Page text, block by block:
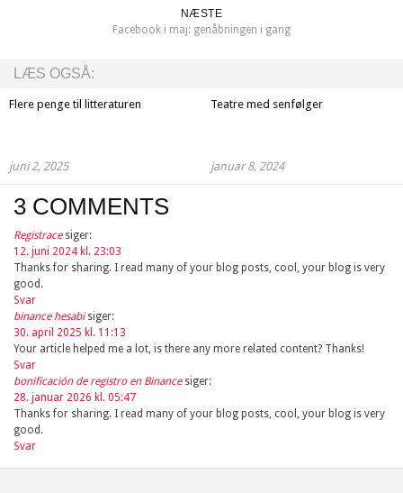
NÆSTE
Facebook i maj: genåbningen i gang
LÆS OGSÅ:
Flere penge til litteraturen
juni 2, 2025
Teatre med senfølger
januar 8, 2024
3 COMMENTS
Registrace siger:
12. juni 2024 kl. 23:03
Thanks for sharing. I read many of your blog posts, cool, your blog is very
good.
Svar
binance hesabi siger:
30. april 2025 kl. 11:13
Your article helped me a lot, is there any more related content? Thanks!
Svar
bonificación de registro en Binance siger:
28. januar 2026 kl. 05:47
Thanks for sharing. I read many of your blog posts, cool, your blog is very
good.
Svar